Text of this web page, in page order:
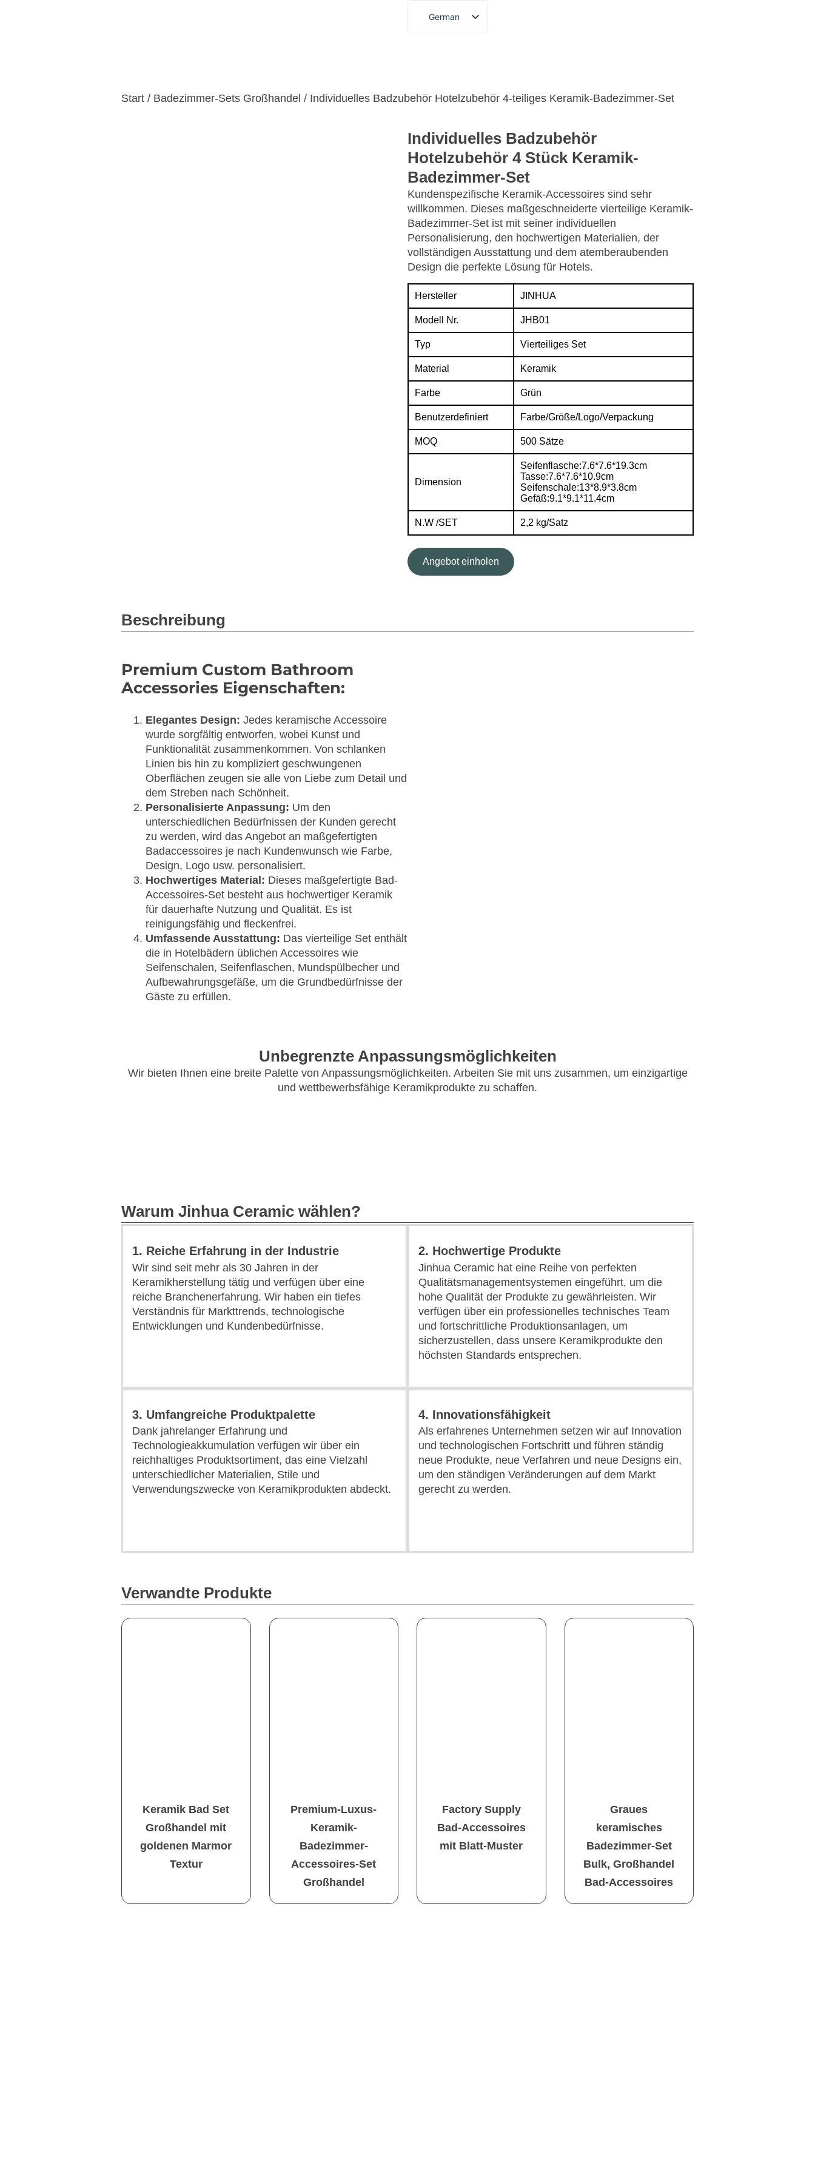
German
English
Portuguese
Japanese
Korean
Start / Badezimmer-Sets Großhandel / Individuelles Badzubehör Hotelzubehör 4-teiliges Keramik-Badezimmer-Set
Individuelles Badzubehör
Hotelzubehör 4 Stück Keramik-
Badezimmer-Set
Kundenspezifische Keramik-Accessoires sind sehr
willkommen. Dieses maßgeschneiderte vierteilige Keramik-
Badezimmer-Set ist mit seiner individuellen
Personalisierung, den hochwertigen Materialien, der
vollständigen Ausstattung und dem atemberaubenden
Design die perfekte Lösung für Hotels.
Hersteller JINHUA
Modell Nr. JHB01
Typ Vierteiliges Set
Material Keramik
Farbe Grün
Benutzerdefiniert Farbe/Größe/Logo/Verpackung
MOQ 500 Sätze
Dimension
Seifenflasche:7.6*7.6*19.3cm
Tasse:7.6*7.6*10.9cm
Seifenschale:13*8.9*3.8cm
Gefäß:9.1*9.1*11.4cm
N.W /SET 2,2 kg/Satz
Angebot einholen
Beschreibung
Premium Custom Bathroom
Accessories Eigenschaften:
Elegantes Design: Jedes keramische Accessoire
wurde sorgfältig entworfen, wobei Kunst und
Funktionalität zusammenkommen. Von schlanken
Linien bis hin zu kompliziert geschwungenen
Oberflächen zeugen sie alle von Liebe zum Detail und
dem Streben nach Schönheit.
Personalisierte Anpassung: Um den
unterschiedlichen Bedürfnissen der Kunden gerecht
zu werden, wird das Angebot an maßgefertigten
Badaccessoires je nach Kundenwunsch wie Farbe,
Design, Logo usw. personalisiert.
Hochwertiges Material: Dieses maßgefertigte Bad-
Accessoires-Set besteht aus hochwertiger Keramik
für dauerhafte Nutzung und Qualität. Es ist
reinigungsfähig und fleckenfrei.
Umfassende Ausstattung: Das vierteilige Set enthält
die in Hotelbädern üblichen Accessoires wie
Seifenschalen, Seifenflaschen, Mundspülbecher und
Aufbewahrungsgefäße, um die Grundbedürfnisse der
Gäste zu erfüllen.
Unbegrenzte Anpassungsmöglichkeiten
Wir bieten Ihnen eine breite Palette von Anpassungsmöglichkeiten. Arbeiten Sie mit uns zusammen, um einzigartige
und wettbewerbsfähige Keramikprodukte zu schaffen.
Warum Jinhua Ceramic wählen?
1. Reiche Erfahrung in der Industrie
Wir sind seit mehr als 30 Jahren in der
Keramikherstellung tätig und verfügen über eine
reiche Branchenerfahrung. Wir haben ein tiefes
Verständnis für Markttrends, technologische
Entwicklungen und Kundenbedürfnisse.
2. Hochwertige Produkte
Jinhua Ceramic hat eine Reihe von perfekten
Qualitätsmanagementsystemen eingeführt, um die
hohe Qualität der Produkte zu gewährleisten. Wir
verfügen über ein professionelles technisches Team
und fortschrittliche Produktionsanlagen, um
sicherzustellen, dass unsere Keramikprodukte den
höchsten Standards entsprechen.
3. Umfangreiche Produktpalette
Dank jahrelanger Erfahrung und
Technologieakkumulation verfügen wir über ein
reichhaltiges Produktsortiment, das eine Vielzahl
unterschiedlicher Materialien, Stile und
Verwendungszwecke von Keramikprodukten abdeckt.
4. Innovationsfähigkeit
Als erfahrenes Unternehmen setzen wir auf Innovation
und technologischen Fortschritt und führen ständig
neue Produkte, neue Verfahren und neue Designs ein,
um den ständigen Veränderungen auf dem Markt
gerecht zu werden.
Verwandte Produkte
Keramik Bad Set
Großhandel mit
goldenen Marmor
Textur
Premium-Luxus-
Keramik-
Badezimmer-
Accessoires-Set
Großhandel
Factory Supply
Bad-Accessoires
mit Blatt-Muster
Graues
keramisches
Badezimmer-Set
Bulk, Großhandel
Bad-Accessoires